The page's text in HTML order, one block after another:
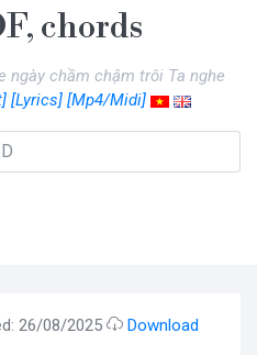
chords
ngày chầm chậm trôi Ta nghe
[Lyrics] [Mp4/Midi]
26/08/2025
Download